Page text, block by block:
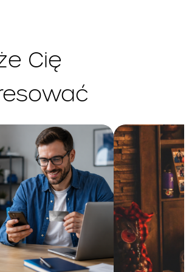
księgowania,
Transakcje
Gotówkowe i
Bezgotówkowe
chronologicznie
według daty
księgowania.
(suma całkowitego kosztu
kredytu i całkowitej kwoty
Cię